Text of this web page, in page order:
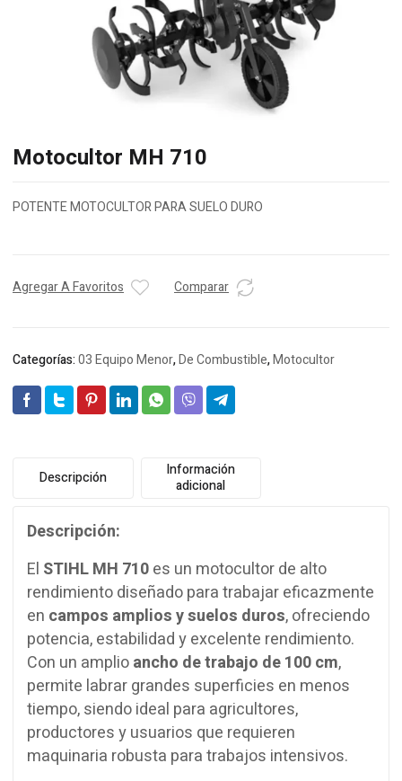
Motocultor MH 710
POTENTE MOTOCULTOR PARA SUELO DURO
Agregar A Favoritos Comparar
Categorías:03 Equipo Menor,De Combustible,Motocultor
Descripción
Información
adicional
Descripción:
El STIHL MH 710es un motocultor de alto
rendimiento diseñado para trabajar eficazmente
en campos amplios y suelos duros, ofreciendo
potencia, estabilidad y excelente rendimiento.
Con un amplioancho de trabajo de 100 cm,
permite labrar grandes superficies en menos
tiempo, siendo ideal para agricultores,
productores y usuarios que requieren
maquinaria robusta para trabajos intensivos.